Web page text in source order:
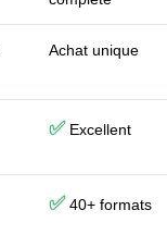
Achat unique
✅Excellent
✅40+ formats